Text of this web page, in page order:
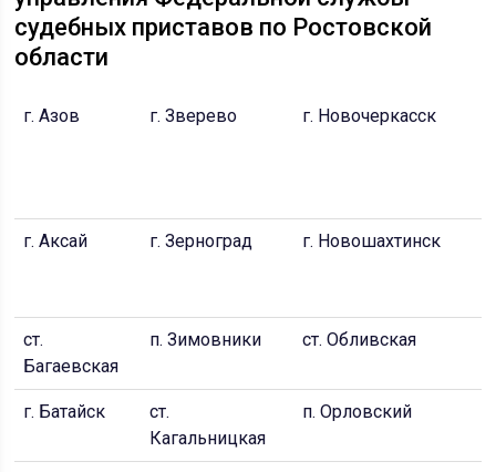
судебных приставов по Ростовской
области
г. Азов г. Зверево г. Новочеркасск
г. Аксай г. Зерноград г. Новошахтинск
ст.
Багаевская
п. Зимовники ст. Обливская
г. Батайск
ст.
Кагальницкая
п. Орловский